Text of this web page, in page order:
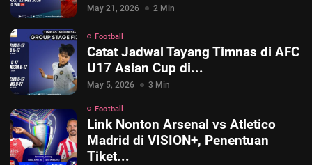
May 21, 2026 2 Min
Football
Catat Jadwal Tayang Timnas di AFC
U17 Asian Cup di...
May 5, 2026 3 Min
Football
Link Nonton Arsenal vs Atletico
Madrid di VISION+, Penentuan
Tiket...